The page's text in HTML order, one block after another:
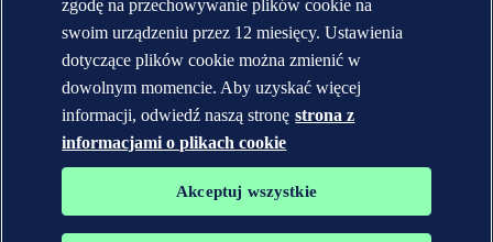
Informacje o plikach cookies
zgodę na przechowywanie plików cookie na
swoim urządzeniu przez 12 miesięcy. Ustawienia
dotyczące plików cookie można zmienić w
dowolnym momencie. Aby uzyskać więcej
informacji, odwiedź naszą stronę strona z
informacjami o plikach cookie
Akceptuj wszystkie